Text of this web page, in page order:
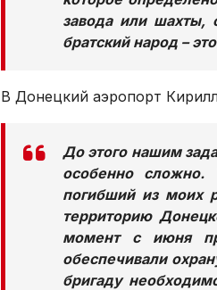
завода или шахты,
братский народ –
В Донецкий аэропорт
До этого нашим
особенно сложно.
погибший из моих
территорию
момент с июня
обеспечивали
бригаду